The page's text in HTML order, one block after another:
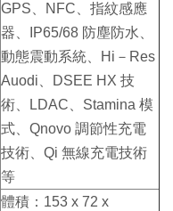
GPS、NFC、指紋感應
器、IP65/68 防塵防水、
動態震動系統、Hi－Res
Auodi、DSEE HX 技
術、LDAC、Stamina 模
式、Qnovo 調節性充電
技術、Qi 無線充電技術
等
體積：153 x 72 x